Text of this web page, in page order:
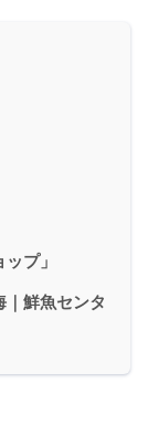
プ」
｜鮮魚センタ